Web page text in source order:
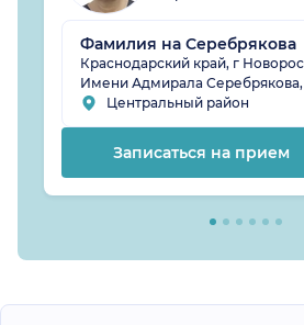
Фамилия на Серебрякова
Краснодарский край, г
Имени Адмирала Серебрякова,
Центральный район
Записаться на прием